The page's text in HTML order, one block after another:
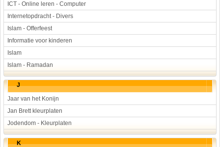
ICT - Online leren - Computer
Internetopdracht - Divers
Islam - Offerfeest
Informatie voor kinderen
Islam
Islam - Ramadan
J
Jaar van het Konijn
Jan Brett kleurplaten
Jodendom - Kleurplaten
K